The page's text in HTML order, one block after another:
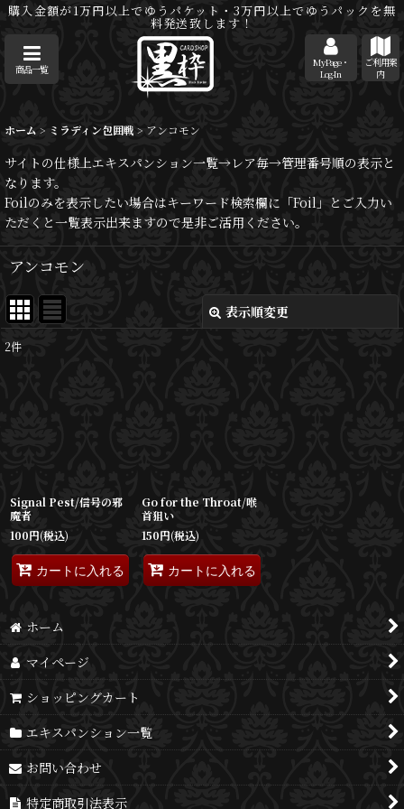
購入金額が1万円以上でゆうパケット・3万円以上でゆうパックを無
料発送致します！
商品一覧
MyPage・
Log-In
ご利用案
内
ホーム > ミラディン包囲戦 > アンコモン
サイトの仕様上エキスパンション一覧→レア毎→管理番号順の表示と
なります。
Foilのみを表示したい場合はキーワード検索欄に「Foil」とご入力い
ただくと一覧表示出来ますので是非ご活用ください。
アンコモン
表示順変更
2件
Signal Pest/信号の邪
魔者
100円(税込)
カートに入れる
Go for the Throat/喉
首狙い
150円(税込)
カートに入れる
ホーム
マイページ
ショッピングカート
エキスパンション一覧
お問い合わせ
特定商取引法表示